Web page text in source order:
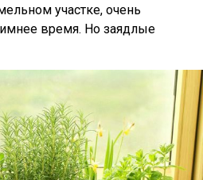
участке, очень
время. Но заядлые